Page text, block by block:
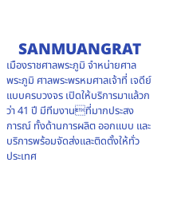
SANMUANGRAT
เมืองราชศาลพระภูมิ จำหน่ายศาล
พระภูมิ ศาลพระพรหมศาลเจ้าที่ เจดีย์
แบบครบวงจร เปิดให้บริการมาแล้วก
ว่า 41 ปี มีทีมงานที่มากประสง
การณ์ ทั้งด้านการผลิต ออกแบบ และ
บริการพร้อมจัดส่งและติดตั้งให้ทั่ว
ประเทศ